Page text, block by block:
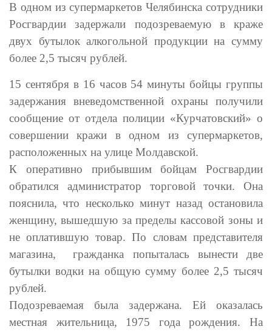
В одном из супермаркетов Челябинска сотрудники
Росгвардии задержали подозреваемую в краже
двух бутылок алкогольной продукции на сумму
более 2,5 тысяч рублей.
15 сентября в 16 часов 54 минуты бойцы группы
задержания вневедомственной охраны получили
сообщение от отдела полиции «Курчатовский» о
совершении кражи в одном из супермаркетов,
расположенных на улице Молдавской.
К оперативно прибывшим бойцам Росгвардии
обратился администратор торговой точки. Она
пояснила, что несколько минут назад остановила
женщину, вышедшую за пределы кассовой зоны и
не оплатившую товар. По словам представителя
магазина, гражданка попыталась вынести две
бутылки водки на общую сумму более 2,5 тысяч
рублей.
Подозреваемая была задержана. Ей оказалась
местная жительница, 1975 года рождения. На